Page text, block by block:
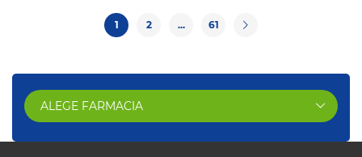
1 2 ... 61
ALEGE FARMACIA